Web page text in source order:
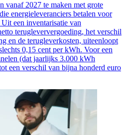
vanaf 2027 te maken met grote
energieleveranciers betalen voor
een inventarisatie van
terugleververgoeding, het verschil
en de terugleverkosten, uiteenloopt
0,15 cent per kWh. Voor een
(dat jaarlijks 3.000 kWh
een verschil van bijna honderd euro